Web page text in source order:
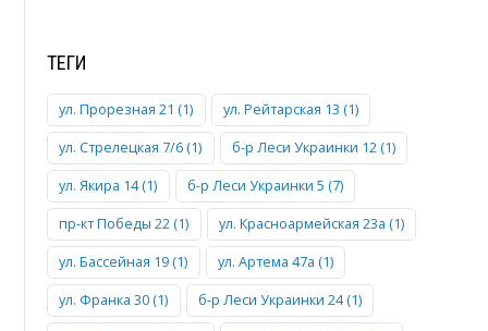
ТЕГИ
ул. Прорезная 21 (1) ул. Рейтарская 13 (1)
ул. Стрелецкая 7/6 (1) б-р Леси Украинки 12 (1)
ул. Якира 14 (1) б-р Леси Украинки 5 (7)
пр-кт Победы 22 (1) ул. Красноармейская 23а (1)
ул. Бассейная 19 (1) ул. Артема 47а (1)
ул. Франка 30 (1) б-р Леси Украинки 24 (1)